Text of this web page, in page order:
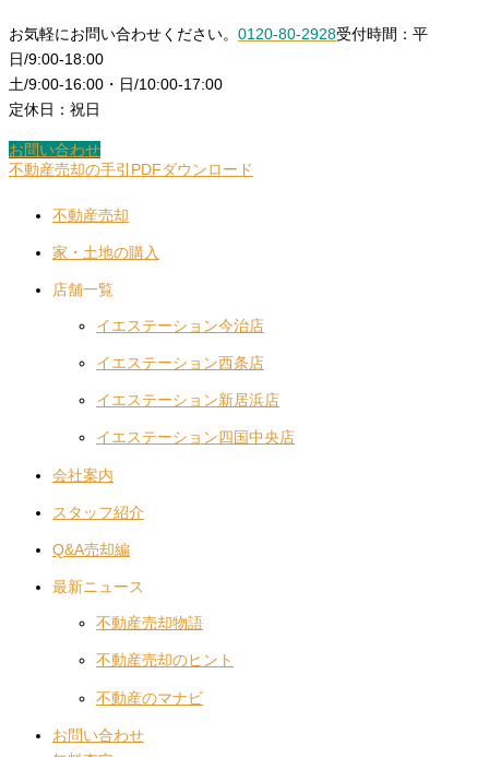
お気軽にお問い合わせください。 0120-80-2928受付時間：平
日/9:00-18:00
土/9:00-16:00・日/10:00-17:00
定休日：祝日
お問い合わせ
不動産売却の手引PDFダウンロード
不動産売却
家・土地の購入
店舗一覧
イエステーション今治店
イエステーション西条店
イエステーション新居浜店
イエステーション四国中央店
会社案内
スタッフ紹介
Q&A売却編
最新ニュース
不動産売却物語
不動産売却のヒント
不動産のマナビ
お問い合わせ